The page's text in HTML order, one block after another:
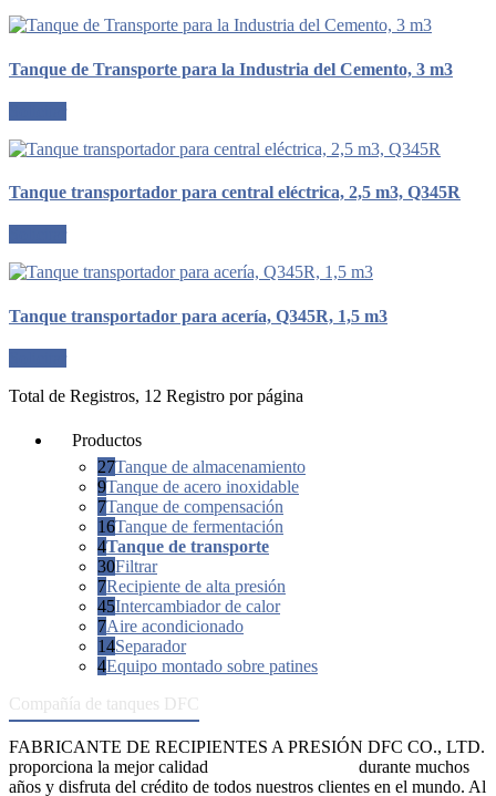
Tanque de Transporte para la Industria del Cemento, 3 m3
Tanque transportador para central eléctrica, 2,5 m3, Q345R
Tanque transportador para acería, Q345R, 1,5 m3
Total de Registros, 12 Registro por página
Productos
27Tanque de almacenamiento
9Tanque de acero inoxidable
7Tanque de compensación
16Tanque de fermentación
4Tanque de transporte
30Filtrar
7Recipiente de alta presión
45Intercambiador de calor
7Aire acondicionado
14Separador
4Equipo montado sobre patines
Compañía de tanques DFC
FABRICANTE DE RECIPIENTES A PRESIÓN DFC CO., LTD.
proporciona la mejor calidad
durante muchos
años y disfruta del crédito de todos nuestros clientes en el mundo. Al